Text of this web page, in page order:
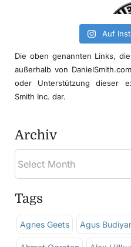
Auf
Die oben genannten Links,
außerhalb von
oder Unterstützung dieser
Smith Inc. dar.
Archiv
Tags
Agnes Geets Agus